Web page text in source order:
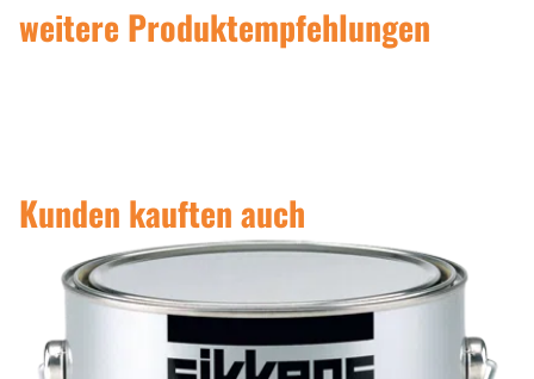
weitere Produktempfehlungen
Kunden kauften auch